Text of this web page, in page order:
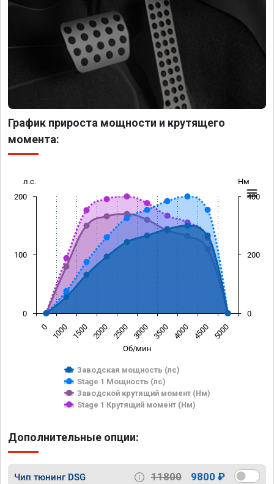
График прироста мощности и крутящего
момента:
Об/мин
л.с. Нм
Заводская мощность (лс)
Stage 1 Мощность (лс)
Заводской крутящий момент (Нм)
Stage 1 Крутящий момент (Нм)
0 1000 1500 2000 2500 3000 3500 4000 4500 5000
0
100
200
0
200
400
Дополнительные опции:
Чип тюнинг DSG 11800 9800 ₽